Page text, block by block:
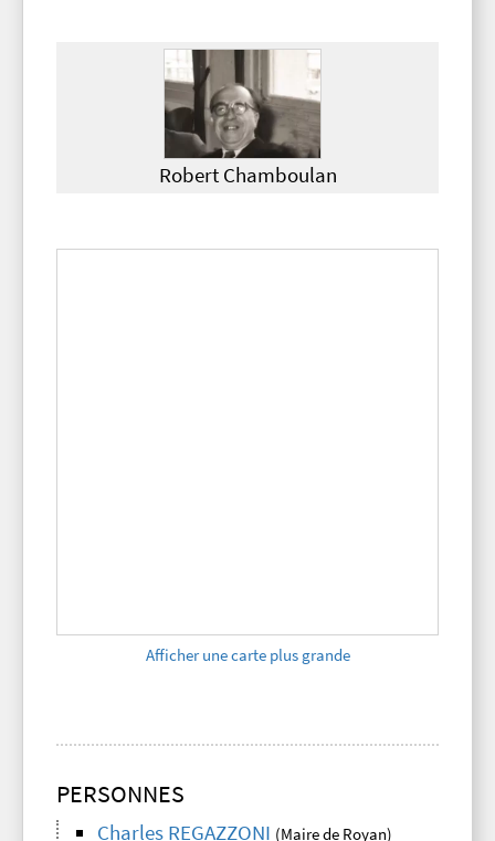
Robert Chamboulan
Afficher une carte plus grande
PERSONNES
Charles REGAZZONI (Maire de Royan)